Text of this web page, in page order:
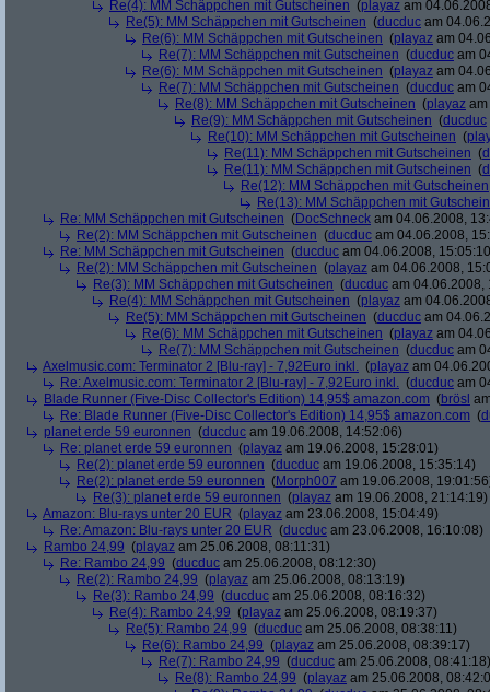
Re(4): MM Schäppchen mit Gutscheinen (playaz am
Re(5): MM Schäppchen mit Gutscheinen (ducduc am
Re(6): MM Schäppchen mit Gutscheinen (playaz am
Re(7): MM Schäppchen mit Gutscheinen (ducduc am
Re(6): MM Schäppchen mit Gutscheinen (playaz am
Re(7): MM Schäppchen mit Gutscheinen (ducduc am
Re(8): MM Schäppchen mit Gutscheinen (playaz
Re(9): MM Schäppchen mit Gutscheinen (ducduc
Re(10): MM Schäppchen mit Gutscheinen (
Re(11): MM Schäppchen mit Gutscheinen (
Re(11): MM Schäppchen mit Gutscheinen (
Re(12): MM Schäppchen mit Gutscheinen
Re(13): MM Schäppchen mit
Re: MM Schäppchen mit Gutscheinen (DocSchneck am 04.06.2008,
Re(2): MM Schäppchen mit Gutscheinen (ducduc am 04.06.2008,
Re: MM Schäppchen mit Gutscheinen (ducduc am 04.06.2008,
Re(2): MM Schäppchen mit Gutscheinen (playaz am 04.06.2008,
Re(3): MM Schäppchen mit Gutscheinen (ducduc am 04.06.2008,
Re(4): MM Schäppchen mit Gutscheinen (playaz am
Re(5): MM Schäppchen mit Gutscheinen (ducduc am
Re(6): MM Schäppchen mit Gutscheinen (playaz am
Re(7): MM Schäppchen mit Gutscheinen (ducduc am
Axelmusic.com: Terminator 2 [Blu-ray] - 7,92Euro inkl. (playaz am
Re: Axelmusic.com: Terminator 2 [Blu-ray] - 7,92Euro inkl. (ducduc am
Blade Runner (Five-Disc Collector's Edition) 14,95$ amazon.com (brösl
Re: Blade Runner (Five-Disc Collector's Edition) 14,95$ amazon.com (
planet erde 59 euronnen (ducduc am 19.06.2008, 14:52:06)
Re: planet erde 59 euronnen (playaz am 19.06.2008, 15:28:01)
Re(2): planet erde 59 euronnen (ducduc am 19.06.2008, 15:35:14)
Re(2): planet erde 59 euronnen (Morph007 am 19.06.2008,
Re(3): planet erde 59 euronnen (playaz am 19.06.2008, 21:14:19)
Amazon: Blu-rays unter 20 EUR (playaz am 23.06.2008, 15:04:49)
Re: Amazon: Blu-rays unter 20 EUR (ducduc am 23.06.2008, 16:10:08)
Rambo 24,99 (playaz am 25.06.2008, 08:11:31)
Re: Rambo 24,99 (ducduc am 25.06.2008, 08:12:30)
Re(2): Rambo 24,99 (playaz am 25.06.2008, 08:13:19)
Re(3): Rambo 24,99 (ducduc am 25.06.2008, 08:16:32)
Re(4): Rambo 24,99 (playaz am 25.06.2008, 08:19:37)
Re(5): Rambo 24,99 (ducduc am 25.06.2008, 08:38:11)
Re(6): Rambo 24,99 (playaz am 25.06.2008, 08:39:17)
Re(7): Rambo 24,99 (ducduc am 25.06.2008, 08:41:18)
Re(8): Rambo 24,99 (playaz am 25.06.2008,